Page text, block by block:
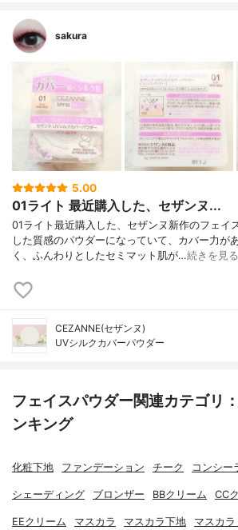
sakura
5.00
01ライト 最近購入した、セザンヌ...
01ライト最近購入した、セザンヌ新作のフェイ
した質感のパウダーになっていて、カバー力が
く、ふんわりとしたセミマット肌が…続きを見る
CEZANNE(セザンヌ)
UVシルクカバーパウダー
フェイスパウダー関連カテゴリ
ンキング
化粧下地 ファンデーション チーク コンシー
シェーディング ブロンザー BBクリーム CC
EEクリーム マスカラ マスカラ下地 マスカラ